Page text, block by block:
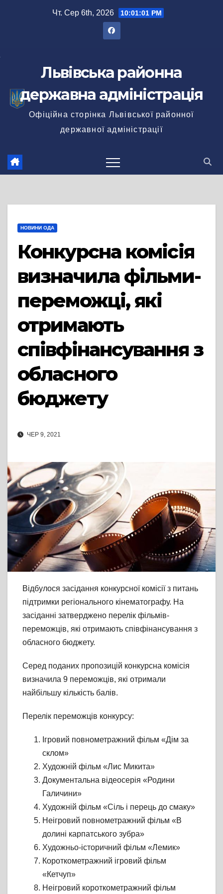
Чт. Сер 6th, 2026 10:01:01 PM
Львівська районна
державна адміністрація
Офіційна сторінка Львівської районної
державної адміністрації
НОВИНИ ОДА
Конкурсна комісія
визначила фільми-
переможці, які
отримають
співфінансування з
обласного
бюджету
ЧЕР 9, 2021
Відбулося засідання конкурсної комісії з питань
підтримки регіонального кінематографу. На
засіданні затверджено перелік фільмів-
переможців, які отримають співфінансування з
обласного бюджету.
Серед поданих пропозицій конкурсна комісія
визначила 9 переможців, які отримали
найбільшу кількість балів.
Перелік переможців конкурсу:
Ігровий повнометражний фільм «Дім за
склом»
Художній фільм «Лис Микита»
Документальна відеосерія «Родини
Галичини»
Художній фільм «Сіль і перець до смаку»
Неігровий повнометражний фільм «В
долині карпатського зубра»
Художньо-історичний фільм «Лемик»
Короткометражний ігровий фільм
«Кетчуп»
Неігровий короткометражний фільм